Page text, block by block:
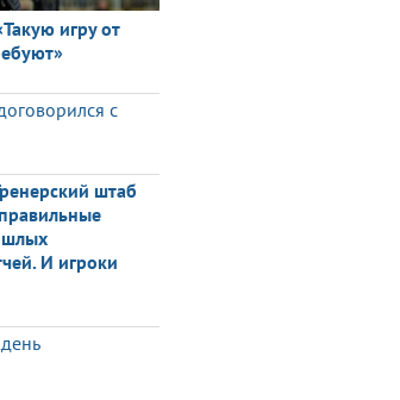
игру от
с
штаб
И игроки